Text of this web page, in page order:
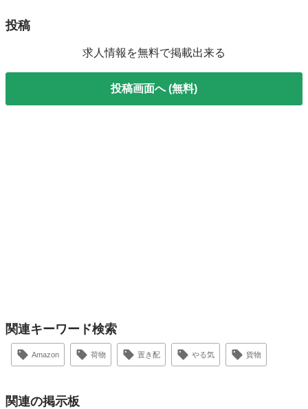
投稿
求人情報を無料で掲載出来る
投稿画面へ (無料)
関連キーワード検索
Amazon 荷物 置き配 やる気 貨物
関連の掲示板